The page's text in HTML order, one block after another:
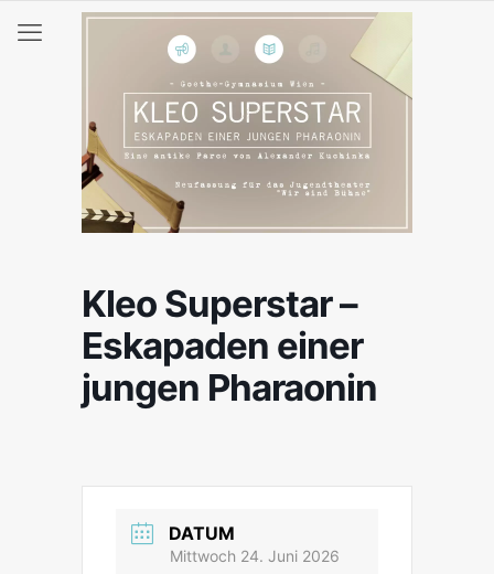
Kleo Superstar –
Eskapaden einer
jungen Pharaonin
DATUM
Mittwoch 24. Juni 2026